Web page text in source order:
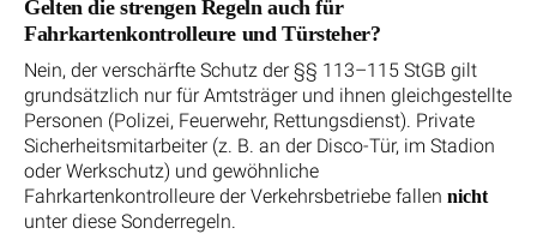
Gelten die strengen Regeln auch für
Fahrkartenkontrolleure und Türsteher?
Nein, der verschärfte Schutz der §§ 113–115 StGB gilt
grundsätzlich nur für Amtsträger und ihnen gleichgestellte
Personen (Polizei, Feuerwehr, Rettungsdienst). Private
Sicherheitsmitarbeiter (z. B. an der Disco-Tür, im Stadion
oder Werkschutz) und gewöhnliche
Fahrkartenkontrolleure der Verkehrsbetriebe fallen nicht
unter diese Sonderregeln.